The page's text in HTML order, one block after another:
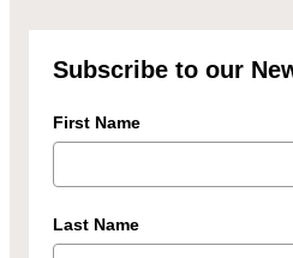
Subscribe to our
First Name
Last Name